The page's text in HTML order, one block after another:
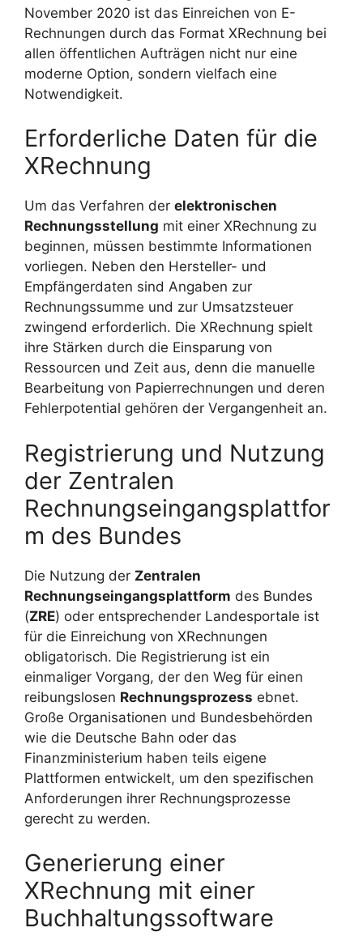
November 2020 ist das Einreichen von E-
Rechnungen durch das Format XRechnung bei
allen öffentlichen Aufträgen nicht nur eine
moderne Option, sondern vielfach eine
Notwendigkeit.
Erforderliche Daten für die
XRechnung
Um das Verfahren der elektronischen
Rechnungsstellung mit einer XRechnung zu
beginnen, müssen bestimmte Informationen
vorliegen. Neben den Hersteller- und
Empfängerdaten sind Angaben zur
Rechnungssumme und zur Umsatzsteuer
zwingend erforderlich. Die XRechnung spielt
ihre Stärken durch die Einsparung von
Ressourcen und Zeit aus, denn die manuelle
Bearbeitung von Papierrechnungen und deren
Fehlerpotential gehören der Vergangenheit an.
Registrierung und Nutzung
der Zentralen
Rechnungseingangsplattfor
m des Bundes
Die Nutzung der Zentralen
Rechnungseingangsplattform des Bundes
(ZRE) oder entsprechender Landesportale ist
für die Einreichung von XRechnungen
obligatorisch. Die Registrierung ist ein
einmaliger Vorgang, der den Weg für einen
reibungslosen Rechnungsprozess ebnet.
Große Organisationen und Bundesbehörden
wie die Deutsche Bahn oder das
Finanzministerium haben teils eigene
Plattformen entwickelt, um den spezifischen
Anforderungen ihrer Rechnungsprozesse
gerecht zu werden.
Generierung einer
XRechnung mit einer
Buchhaltungssoftware